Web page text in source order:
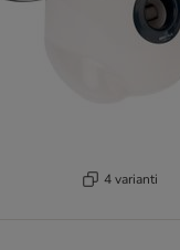
4 varianti